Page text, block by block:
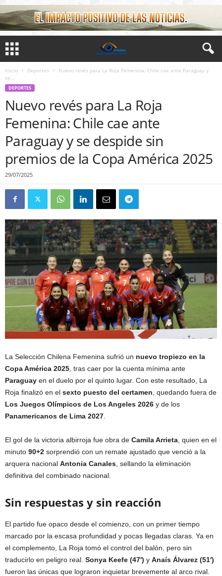
Inicio Deportes
Nuevo revés para La Roja Femenina: Chile cae ante Paraguay y
se...
DEPORTES
Nuevo revés para La Roja
Femenina: Chile cae ante
Paraguay y se despide sin
premios de la Copa América 2025
29/07/2025
La Selección Chilena Femenina sufrió un nuevo tropiezo en la
Copa América 2025 , tras caer por la cuenta mínima ante
Paraguay en el duelo por el quinto lugar. Con este resultado, La
Roja finalizó en el sexto puesto del certamen , quedando fuera de
Los Juegos Olímpicos de Los Angeles 2026 y de los
Panamericanos de Lima 2027
El gol de la victoria albirroja fue obra de Camila Arrieta , quien en el
minuto 90+2 sorprendió con un remate ajustado que venció a la
arquera nacional Antonia Canales , sellando la eliminación
definitiva del combinado nacional.
Sin respuestas y sin reacción
El partido fue opaco desde el comienzo, con un primer tiempo
marcado por la escasa profundidad y pocas llegadas claras. Ya en
el complemento, La Roja tomó el control del balón, pero sin
traducirlo en peligro real. Sonya Keefe (47′) y Anaís Álvarez (51′)
fueron las únicas que lograron inquietar brevemente al arco rival.